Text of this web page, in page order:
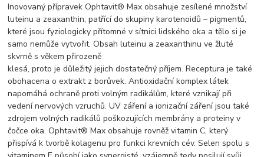
Inovovaný přípravek Ophtavit® Max obsahuje zesílené množství
luteinu a zeaxanthin, patřící do skupiny karotenoidů – pigmentů,
které jsou fyziologicky přítomné v sítnici lidského oka a tělo si je
samo nemůže vytvořit. Obsah luteinu a zeaxanthinu ve žluté
skvrně s věkem přirozeně
klesá, proto je důležitý jejich dostatečný příjem. Receptura je také
obohacena o extrakt z borůvek. Antioxidační komplex látek
napomáhá ochraně proti volným radikálům, které vznikají při
vedení nervových vzruchů. UV záření a ionizační záření jsou také
zdrojem volných radikálů poškozujících membrány a proteiny v
čočce oka. Ophtavit® Max obsahuje rovněž vitamin C, který
přispívá k tvorbě kolagenu pro funkci krevních cév. Selen spolu s